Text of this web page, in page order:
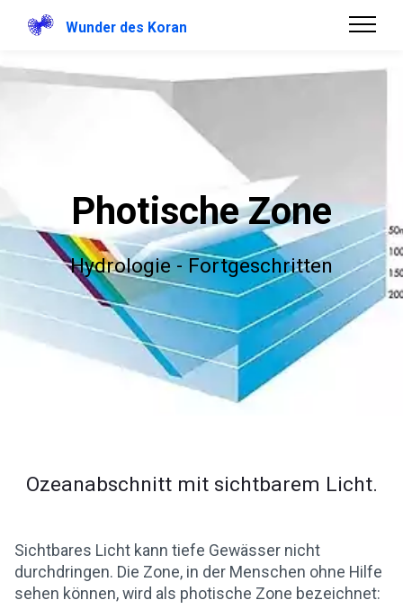
Wunder des Koran
Photische Zone
Hydrologie - Fortgeschritten
Ozeanabschnitt mit sichtbarem Licht.
Sichtbares Licht kann tiefe Gewässer nicht
durchdringen. Die Zone, in der Menschen ohne Hilfe
sehen können, wird als photische Zone bezeichnet: